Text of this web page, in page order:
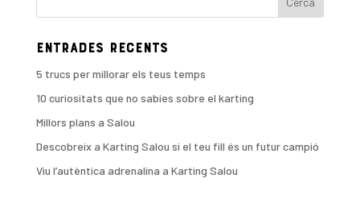
Entrades recents
5 trucs per millorar els teus temps
10 curiositats que no sabies sobre el karting
Millors plans a Salou
Descobreix a Karting Salou si el teu fill és un futur campió
Viu l’autèntica adrenalina a Karting Salou